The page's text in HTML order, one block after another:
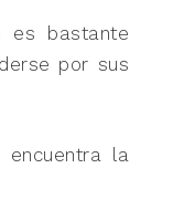
es bastante
por sus
la